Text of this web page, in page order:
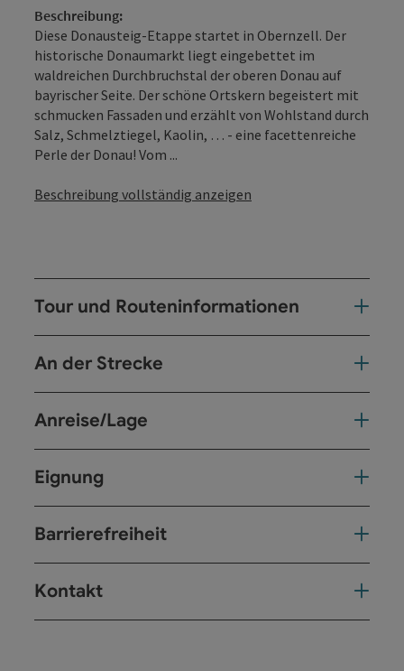
Beschreibung:
Diese Donausteig-Etappe startet in Obernzell. Der
historische Donaumarkt liegt eingebettet im
waldreichen Durchbruchstal der oberen Donau auf
bayrischer Seite. Der schöne Ortskern begeistert mit
schmucken Fassaden und erzählt von Wohlstand durch
Salz, Schmelztiegel, Kaolin, … - eine facettenreiche
Perle der Donau! Vom ...
Beschreibung vollständig anzeigen
Tour und Routeninformationen
An der Strecke
Anreise/Lage
Eignung
Barrierefreiheit
Kontakt